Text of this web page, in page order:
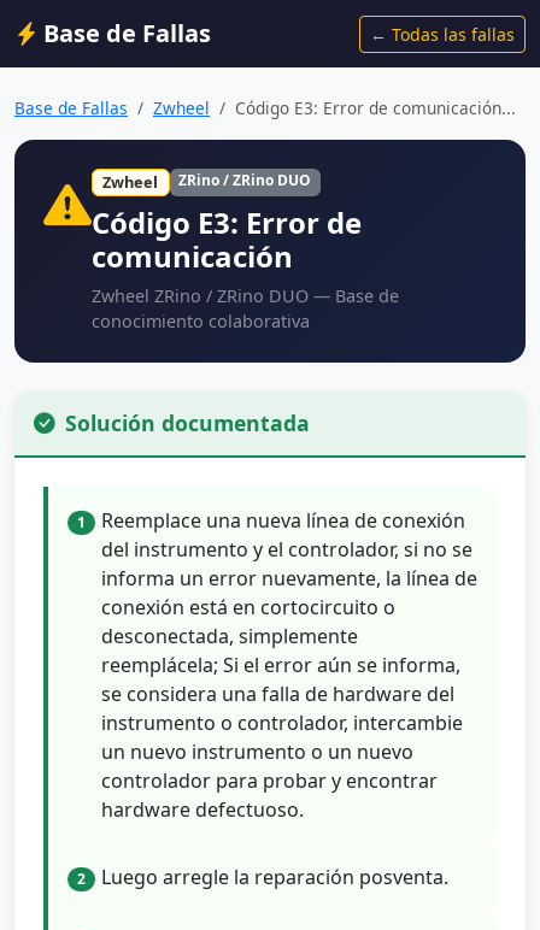
Base de Fallas ← Todas las fallas
Base de Fallas Zwheel Código E3: Error de comunicación...
Zwheel ZRino / ZRino DUO
Código E3: Error de
comunicación
Zwheel ZRino / ZRino DUO — Base de
conocimiento colaborativa
Solución documentada
1
Reemplace una nueva línea de conexión
del instrumento y el controlador, si no se
informa un error nuevamente, la línea de
conexión está en cortocircuito o
desconectada, simplemente
reemplácela; Si el error aún se informa,
se considera una falla de hardware del
instrumento o controlador, intercambie
un nuevo instrumento o un nuevo
controlador para probar y encontrar
hardware defectuoso.
2 Luego arregle la reparación posventa.